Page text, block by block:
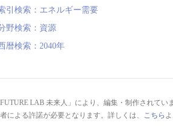
引検索：エネルギー需要
野検索：資源
暦検索：2040年
LAB 未来人」により、編集・制作されてい
による許諾が必要となります。詳しくは、 こちら